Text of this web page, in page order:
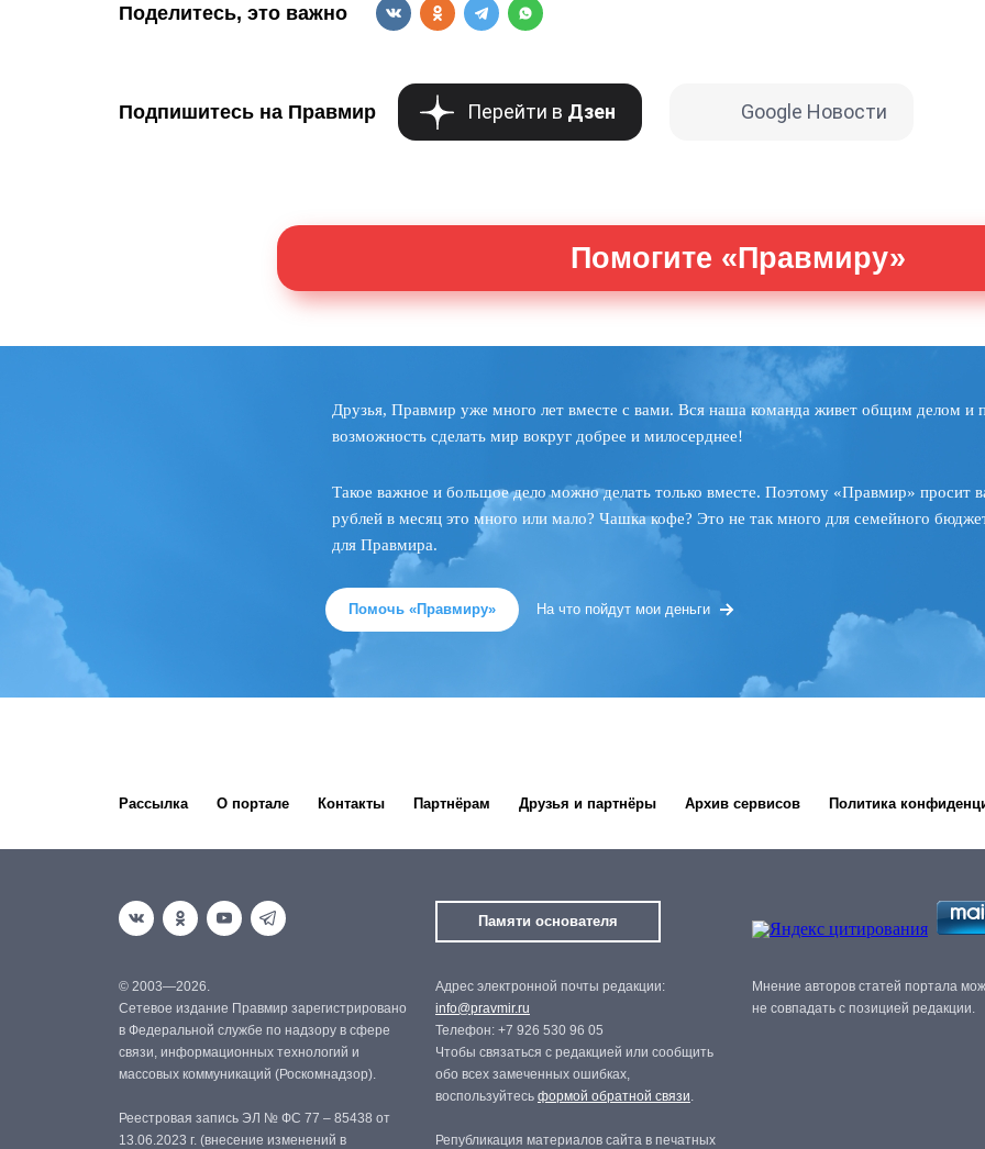
Поделитесь, это важно
Подпишитесь на Правмир Перейти в Дзен Google Новости
Помогите «Правмиру»
Друзья, Правмир уже много лет вместе с вами. Вся наша команда живет общим делом и
возможность сделать мир вокруг добрее и милосерднее!
Такое важное и большое дело можно делать только вместе. Поэтому «Правмир» просит
рублей в месяц это много или мало? Чашка кофе? Это не так много для семейного
для Правмира.
Помочь «Правмиру» На что пойдут мои деньги
Рассылка О портале Контакты Партнёрам Друзья и партнёры Архив сервисов Политика
Памяти основателя
© 2003—2026.
Сетевое издание Правмир зарегистрировано
в Федеральной службе по надзору в сфере
связи, информационных технологий и
массовых коммуникаций (Роскомнадзор).
Реестровая запись ЭЛ № ФС 77 – 85438 от
13.06.2023 г. (внесение изменений в
Адрес электронной почты редакции:
info@pravmir.ru
Телефон: +7 926 530 96 05
Чтобы связаться с редакцией или сообщить
обо всех замеченных ошибках,
воспользуйтесь формой обратной связи.
Републикация материалов сайта в печатных
Мнение авторов статей портала
не совпадать с позицией редакции.